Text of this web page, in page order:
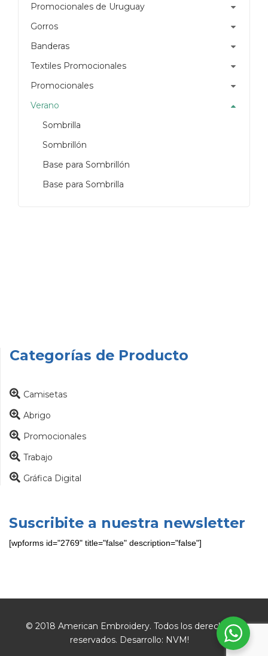
Promocionales de Uruguay
Gorros
Banderas
Textiles Promocionales
Promocionales
Verano
Sombrilla
Sombrillón
Base para Sombrillón
Base para Sombrilla
Categorías de Producto
Camisetas
Abrigo
Promocionales
Trabajo
Gráfica Digital
Suscribite a nuestra newsletter
[wpforms id="2769" title="false" description="false"]
© 2018 American Embroidery. Todos los derechos
reservados. Desarrollo: NVM!